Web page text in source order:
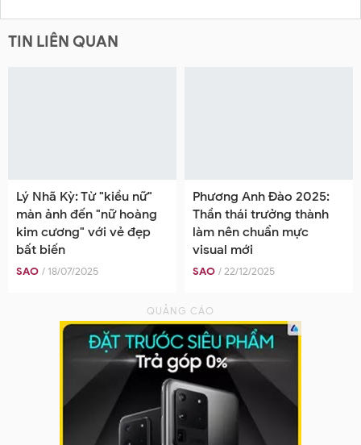
TIN LIÊN QUAN
Lý Nhã Kỳ: Từ "kiều nữ"
màn ảnh đến "nữ hoàng
kim cương" với vẻ đẹp
bất biến
SAO / 18/07/2025
Phương Anh Đào 2025:
Thần thái trưởng thành
làm nên chuẩn mực
visual mới
SAO / 22/12/2025